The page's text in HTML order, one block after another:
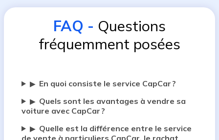
FAQ - Questions
fréquemment posées
▶ En quoi consiste le service CapCar ?
▶ Quels sont les avantages à vendre sa
voiture avec CapCar ?
▶ Quelle est la différence entre le service
de vente à particuliers CapCar, le rachat